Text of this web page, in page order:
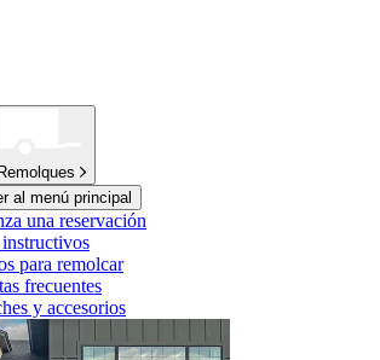
Remolques
al menú principal
una reservación
para remolcar
frecuentes
y accesorios